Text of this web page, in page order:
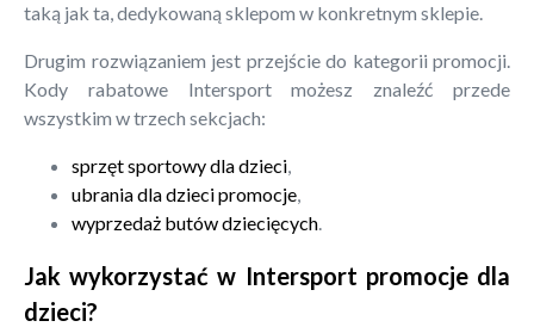
taką jak ta, dedykowaną sklepom w konkretnym sklepie.
Drugim rozwiązaniem jest przejście do kategorii promocji.
Kody rabatowe Intersport możesz znaleźć przede
wszystkim w trzech sekcjach:
sprzęt sportowy dla dzieci,
ubrania dla dzieci promocje,
wyprzedaż butów dziecięcych.
Jak wykorzystać w Intersport promocje dla
dzieci?